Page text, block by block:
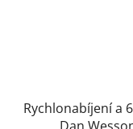
Rychlonabíjení a